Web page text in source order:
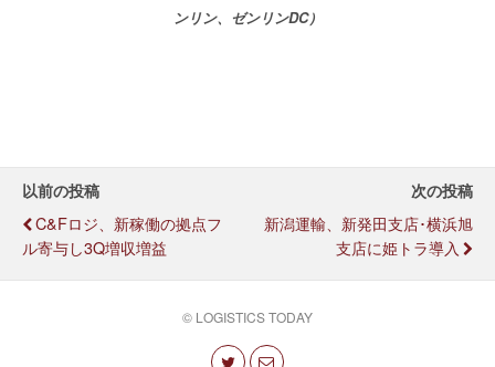
ンリン、ゼンリンDC）
以前の投稿
C&Fロジ、新稼働の拠点フ
ル寄与し3Q増収増益
次の投稿
新潟運輸、新発田支店･横浜旭
支店に姫トラ導入
© LOGISTICS TODAY